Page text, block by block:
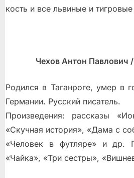
кость и все львиные и
Чехов Антон Павлович
Родился в Таганроге, умер в
Германии. Русский писатель.
Произведения: рассказы
«Скучная история», «Дама с
«Человек в футляре» и др.
«Чайка», «Три сестры»,